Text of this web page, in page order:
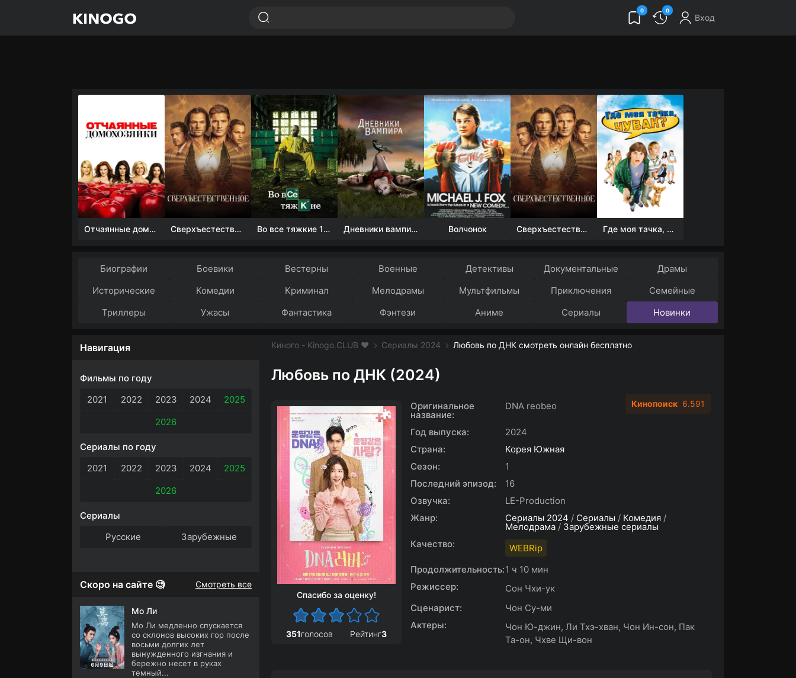
0 0
Вход
Отчаянные домохозяйки (1 сезон) Сверхъестественное Во все тяжкие 1-5 сезон Дневники вампира (4 сезон) Волчонок Сверхъестественное Где моя тачка, чувак?
Биографии Боевики Вестерны Военные Детективы Документальные
Драмы
Исторические
Комедии Криминал Мелодрамы Мультфильмы Приключения
Семейные
Триллеры
Ужасы Фантастика Фэнтези Аниме Сериалы Новинки
Киного - Kinogo.CLUB ❤️ Сериалы 2024 Любовь по ДНК смотреть онлайн бесплатно
Любовь по ДНК (2024)
Спасибо за оценку!
351голосов Рейтинг3
Оригинальное
название:
DNA reobeo
Год выпуска:
2024
Страна:
Корея Южная
Сезон:
1
Последний эпизод:
16
Озвучка:
LE-Production
Жанр:
Сериалы 2024 / Сериалы / Комедия /
Мелодрама / Зарубежные сериалы
Качество:
WEBRip
Продолжительность:1 ч 10 мин
Режиссер:
Сон Чхи-ук
Сценарист:
Чон Су-ми
Актеры:
Чон Ю-джин, Ли Тхэ-хван, Чон Ин-сон, Пак
Та-он, Чхве Щи-вон
Кинопоиск 6.591
Навигация
Фильмы по году
2021
2022 2023 2024
2025
2026
Сериалы по году
2021
2022 2023 2024
2025
2026
Сериалы
Русские
Зарубежные
Скоро на сайте 🧐 Смотреть все
Мо Ли
Мо Ли медленно спускается
со склонов высоких гор после
восьми долгих лет
вынужденного изгнания и
бережно несет в руках
темный...